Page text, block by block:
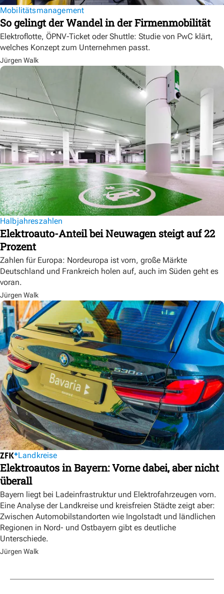
Mobilitätsmanagement
So gelingt der Wandel in der Firmenmobilität
Elektroflotte, ÖPNV-Ticket oder Shuttle: Studie von PwC klärt,
welches Konzept zum Unternehmen passt.
Jürgen Walk
Halbjahreszahlen
Elektroauto-Anteil bei Neuwagen steigt auf 22
Prozent
Zahlen für Europa: Nordeuropa ist vorn, große Märkte
Deutschland und Frankreich holen auf, auch im Süden geht es
voran.
Jürgen Walk
Landkreise
Elektroautos in Bayern: Vorne dabei, aber nicht
überall
Bayern liegt bei Ladeinfrastruktur und Elektrofahrzeugen vorn.
Eine Analyse der Landkreise und kreisfreien Städte zeigt aber:
Zwischen Automobilstandorten wie Ingolstadt und ländlichen
Regionen in Nord- und Ostbayern gibt es deutliche
Unterschiede.
Jürgen Walk